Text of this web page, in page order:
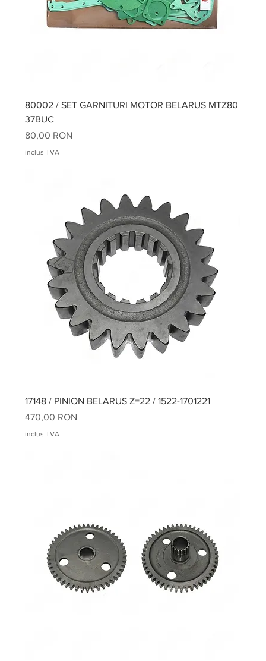
80002 / SET GARNITURI MOTOR BELARUS MTZ80
37BUC
Preț
80,00 RON
inclus TVA
17148 / PINION BELARUS Z=22 / 1522-1701221
Preț
470,00 RON
inclus TVA